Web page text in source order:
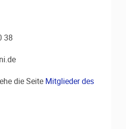
38
die Seite Mitglieder des